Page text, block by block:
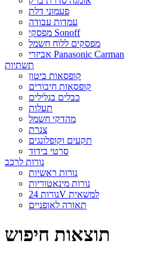
פעמוני דלת
עמדות עבודה
מפסקי Sonoff
מפסקים ללוח חשמל
אביזרי Panasonic Carman
תשתיות
קופסאות ביטון
קופסאות חיבורים
כבלים בגלילים
תעלות
מהדקי חשמל
צנרת
תקעים וקופלונגים
סרטי בידוד
נורות לרכב
נורות ראשיות
נורות מינאטוריות
נורות 24V למשאית
תאורה לאופניים
תוצאות חיפוש